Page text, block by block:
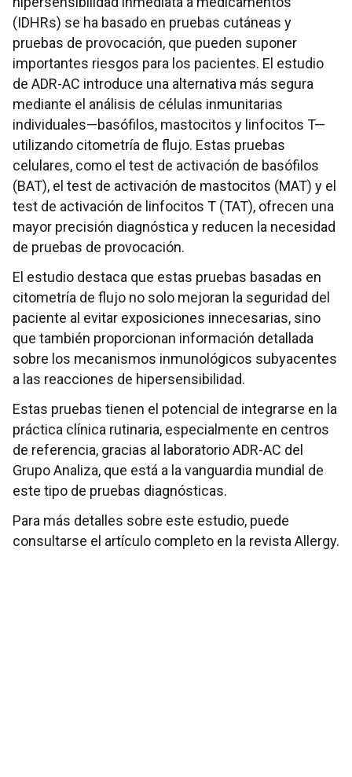
(IDHRs) se ha basado en pruebas cutáneas y
pruebas de provocación, que pueden suponer
importantes riesgos para los pacientes. El estudio
de ADR-AC introduce una alternativa más segura
mediante el análisis de células inmunitarias
individuales—basófilos, mastocitos y linfocitos T—
utilizando citometría de flujo. Estas pruebas
celulares, como el test de activación de basófilos
(BAT), el test de activación de mastocitos (MAT) y el
test de activación de linfocitos T (TAT), ofrecen una
mayor precisión diagnóstica y reducen la necesidad
de pruebas de provocación.
El estudio destaca que estas pruebas basadas en
citometría de flujo no solo mejoran la seguridad del
paciente al evitar exposiciones innecesarias, sino
que también proporcionan información detallada
sobre los mecanismos inmunológicos subyacentes
a las reacciones de hipersensibilidad.
Estas pruebas tienen el potencial de integrarse en la
práctica clínica rutinaria, especialmente en centros
de referencia, gracias al laboratorio ADR-AC del
Grupo Analiza, que está a la vanguardia mundial de
este tipo de pruebas diagnósticas.
Para más detalles sobre este estudio, puede
consultarse el artículo completo en la revista Allergy.